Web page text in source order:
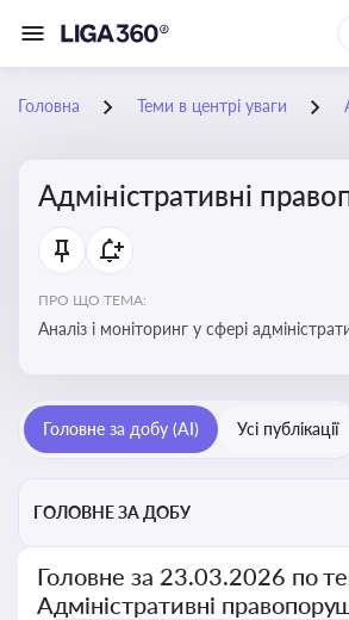
Головна Теми в центрі уваги
Адміністративні
ПРО ЩО ТЕМА:
Аналіз і моніторинг у сфері
Головне за добу (AI) Усі публікації
ГОЛОВНЕ ЗА ДОБУ
Головне за 23.03.2026 по
Адміністративні